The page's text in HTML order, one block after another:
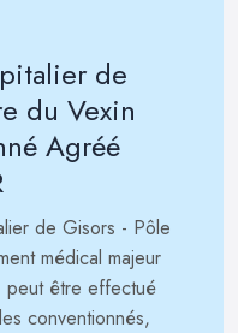
de
du Vexin
Agréé
de Gisors - Pôle
médical majeur
peut être effectué
conventionnés,